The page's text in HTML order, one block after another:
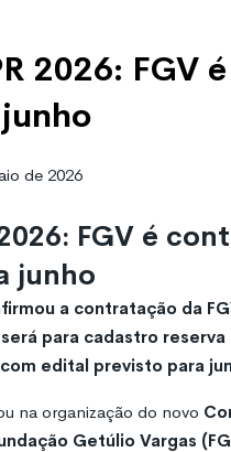
2026: FGV
de 2026
FGV é
junho
a contratação da
para cadastro
edital previsto para
na organização do novo
Getúlio Vargas